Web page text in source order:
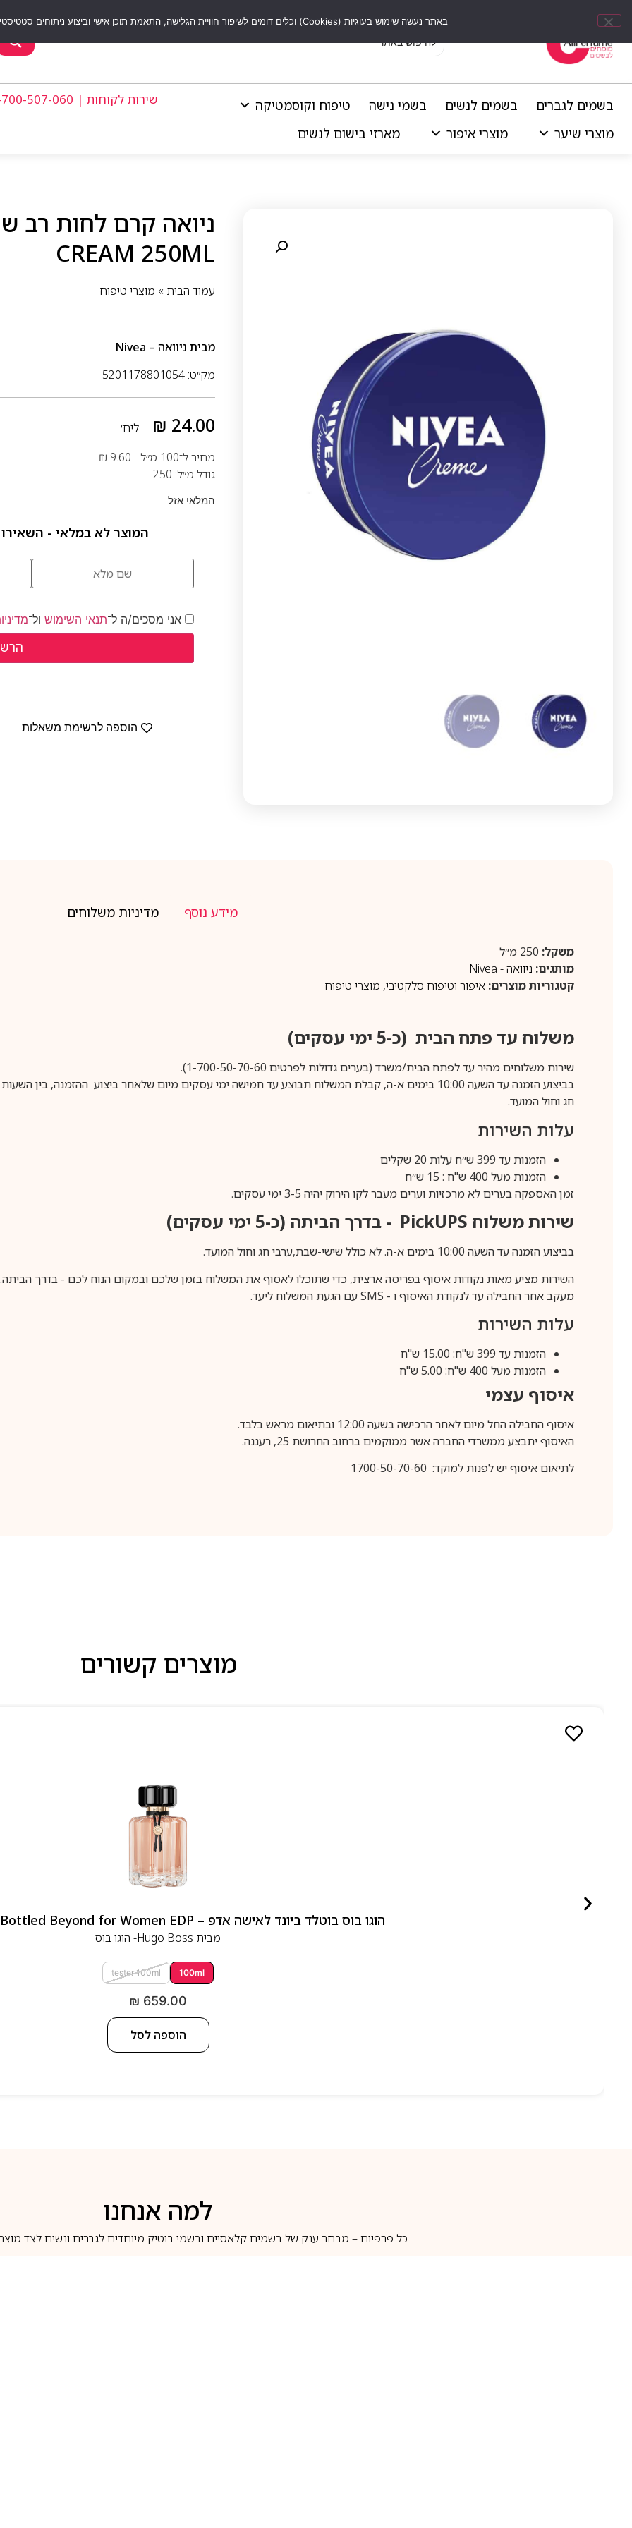
בשמים לגברים בשמים לנשים בשמי נישה
טיפוח וקוסמטיקה
מוצרי שיער
מוצרי איפור מארזי בישום לנשים
שירות לקוחות | 1-700-507-060
CREAM 250ML
עמוד הבית » מוצרי טיפוח
מבית ניוואה – Nivea
מק״ט: 5201178801054
₪ 24.00
ליח׳
מחיר ל־100 מ״ל -
₪ 9.60
גודל מ״ל: 250
המלאי אזל
המוצר לא במלאי - השאירו
אני מסכים/ה ל־תנאי השימוש ול־
הוספה לרשימת משאלות
מידע נוסף מדיניות משלוחים
משקל:
מותגים: ניוואה - Nivea
קטגוריות מוצרים: איפור וטיפוח סלקטיבי, מוצרי טיפוח
משלוח עד פתח הבית (כ-5 ימי עסקים)
שירות משלוחים מהיר עד לפתח הבית/משרד (בערים גדולות לפרטים 1-700-50-70-60).
חג וחול המועד.
עלות השירות
הזמנות עד 399 ש״ח עלות 20 שקלים
הזמנות מעל 400 ש"ח : 15 ש״ח
זמן האספקה בערים לא מרכזיות וערים מעבר לקו הירוק יהיה 3-5 ימי עסקים.
שירות משלוח PickUPS - בדרך הביתה (כ-5 ימי עסקים)
בביצוע הזמנה עד השעה 10:00 בימים א-ה. לא כולל שישי-שבת,ערבי חג וחול המועד.
השירות מציע מאות נקודות איסוף בפריסה ארצית, כדי שתוכלו לאסוף את המשלוח בזמן שלכם ובמקום הנוח לכם - בדרך הביתה.
מעקב אחר החבילה עד לנקודת האיסוף ו - SMSעם הגעת המשלוח ליעד.
עלות השירות
הזמנות עד 399 ש"ח: 15.00 ש"ח
הזמנות מעל 400 ש"ח: 5.00 ש"ח
איסוף עצמי
איסוף החבילה החל מיום לאחר הרכישה בשעה 12:00 ובתיאום מראש בלבד.
האיסוף יתבצע ממשרדי החברה אשר ממוקמים ברחוב החרושת 25, רעננה.
לתיאום איסוף יש לפנות למוקד: 1700-50-70-60
מוצרים קשורים
הוגו בוס בוטלד ביונד לאישה אדפ – Hugo Boss Bottled Beyond for Women EDP
מבית Hugo Boss- הוגו בוס
100ml
tester 100ml
₪ 659.00
הוספה לסל
למה אנחנו
כל פרפיום – מבחר ענק של בשמים קלאסיים ובשמי בוטיק מיוחדים לגברים ונשים לצד
באתר נעשה שימוש בעוגיות (Cookies) וכלים דומים לשיפור חוויית הגלישה, התאמת תוכן אישי וביצוע ניתוחים סטטיסטיים.